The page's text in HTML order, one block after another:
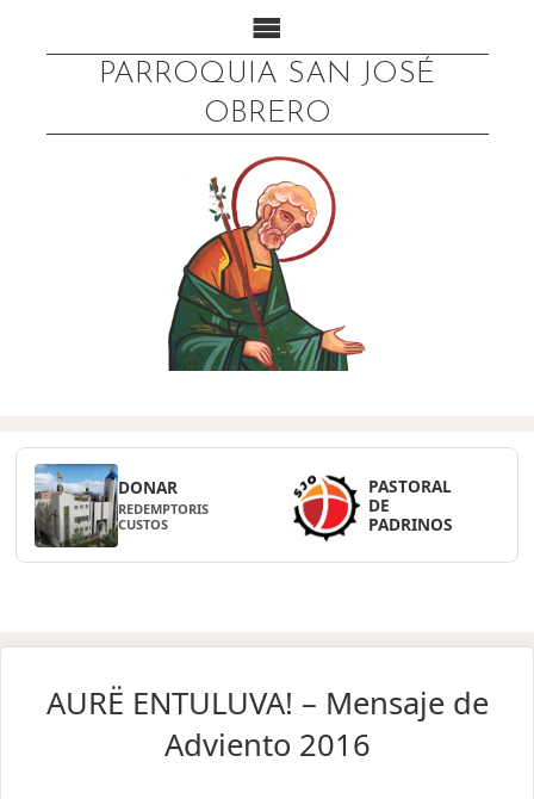
PARROQUIA SAN JOSÉ
OBRERO
DONAR
REDEMPTORIS
CUSTOS
PASTORAL
DE
PADRINOS
AURË ENTULUVA! – Mensaje de
Adviento 2016